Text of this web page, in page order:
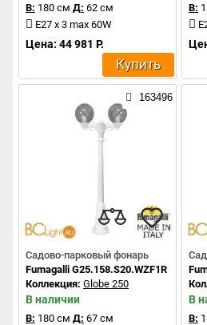
В: 180 см Д: 62 см
E27 x 3 max 60W
Цена: 44 981 Р.
Купить
В:
163496
Садово-парковый фонарь
Fumagalli G25.158.S20.WZF1R
Коллекция: Globe 250
В наличии
В: 180 см Д: 67 см
В
В: